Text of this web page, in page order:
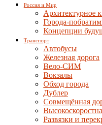
Россия и Мир
Архитектурное
Города-
Концепции
Транспорт
Автобусы
Железная дорога
Вело-СИМ
Вокзалы
Обход города
Дублер
Совмещённая
Развязки и